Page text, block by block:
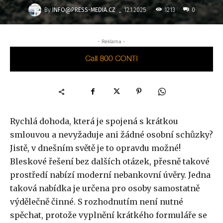
By INFO@PRESS-MEDIA.CZ - 12.1.2025 1213 0
- Reklama -
Rychlá dohoda, která je spojená s krátkou
smlouvou a nevyžaduje ani žádné osobní schůzky?
Jistě, v dnešním světě je to opravdu možné!
Bleskové řešení bez dalších otázek, přesně takové
prostředí nabízí moderní nebankovní úvěry. Jedna
taková nabídka je určena pro osoby samostatně
výdělečně činné. S rozhodnutím není nutné
spěchat, protože vyplnění krátkého formuláře se